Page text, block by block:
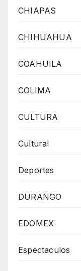
CHIAPAS
CHIHUAHUA
COAHUILA
COLIMA
CULTURA
Cultural
Deportes
DURANGO
EDOMEX
Espectaculos